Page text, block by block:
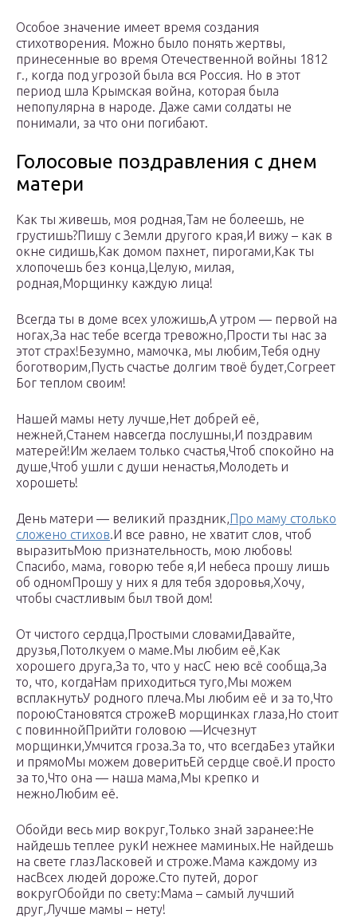
Особое значение имеет время создания
стихотворения. Можно было понять жертвы,
принесенные во время Отечественной войны 1812
г., когда под угрозой была вся Россия. Но в этот
период шла Крымская война, которая была
непопулярна в народе. Даже сами солдаты не
понимали, за что они погибают.
Голосовые поздравления с днем
матери
Как ты живешь, моя родная,Там не болеешь, не
грустишь?Пишу с Земли другого края,И вижу – как в
окне сидишь,Как домом пахнет, пирогами,Как ты
хлопочешь без конца,Целую, милая,
родная,Морщинку каждую лица!
Всегда ты в доме всех уложишь,А утром — первой на
ногах,За нас тебе всегда тревожно,Прости ты нас за
этот страх!Безумно, мамочка, мы любим,Тебя одну
боготворим,Пусть счастье долгим твоё будет,Согреет
Бог теплом своим!
Нашей мамы нету лучше,Нет добрей её,
нежней,Станем навсегда послушны,И поздравим
матерей!Им желаем только счастья,Чтоб спокойно на
душе,Чтоб ушли с души ненастья,Молодеть и
хорошеть!
День матери — великий праздник,Про маму столько
сложено стихов.И все равно, не хватит слов, чтоб
выразитьМою признательность, мою любовь!
Спасибо, мама, говорю тебе я,И небеса прошу лишь
об одномПрошу у них я для тебя здоровья,Хочу,
чтобы счастливым был твой дом!
От чистого сердца,Простыми словамиДавайте,
друзья,Потолкуем о маме.Мы любим её,Как
хорошего друга,За то, что у насС нею всё сообща,За
то, что, когдаНам приходиться туго,Мы можем
всплакнутьУ родного плеча.Мы любим её и за то,Что
пороюСтановятся строжеВ морщинках глаза,Но стоит
с повиннойПрийти головою —Исчезнут
морщинки,Умчится гроза.За то, что всегдаБез утайки
и прямоМы можем доверитьЕй сердце своё.И просто
за то,Что она — наша мама,Мы крепко и
нежноЛюбим её.
Обойди весь мир вокруг,Только знай заранее:Не
найдешь теплее рукИ нежнее маминых.Не найдешь
на свете глазЛасковей и строже.Мама каждому из
насВсех людей дороже.Сто путей, дорог
вокругОбойди по свету:Мама – самый лучший
друг,Лучше мамы – нету!